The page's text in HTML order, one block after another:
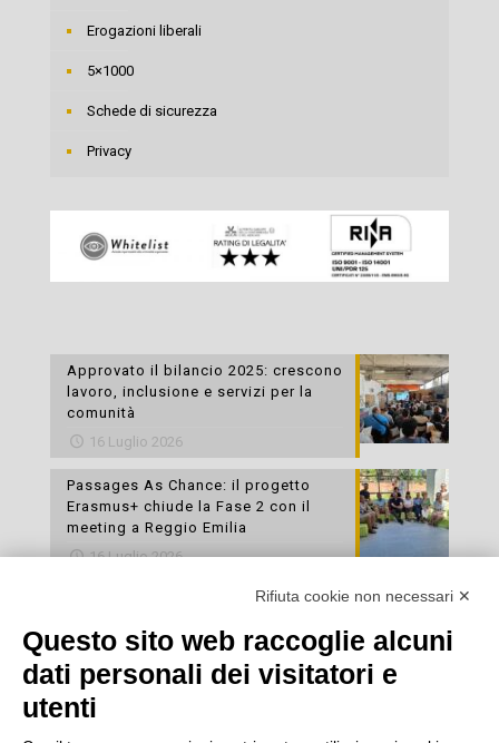
Erogazioni liberali
5×1000
Schede di sicurezza
Privacy
Approvato il bilancio 2025: crescono
lavoro, inclusione e servizi per la
comunità
16 Luglio 2026
Passages As Chance: il progetto
Erasmus+ chiude la Fase 2 con il
meeting a Reggio Emilia
16 Luglio 2026
Esami di laboratorio preventivi
cura della propria salute
16 Luglio 2026
Rifiuta cookie non necessari ✕
Questo sito web raccoglie alcuni
dati personali dei visitatori e
utenti